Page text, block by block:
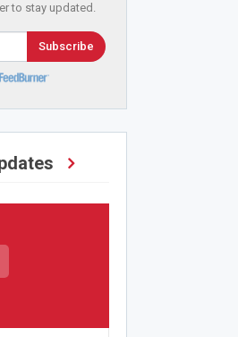
to stay updated.
Subscribe